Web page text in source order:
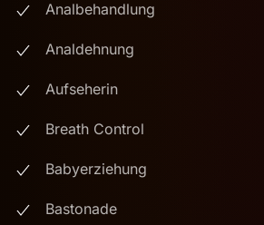
Analbehandlung
Analdehnung
Aufseherin
Breath Control
Babyerziehung
Bastonade